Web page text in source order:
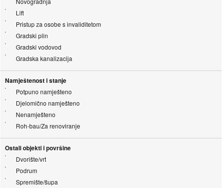
Lift
Pristup za osobe s invaliditetom
Gradski plin
Gradski vodovod
Gradska kanalizacija
Namještenost i stanje
Potpuno namješteno
Djelomično namješteno
Nenamješteno
Roh-bau/Za renoviranje
Ostali objekti i površine
Dvorište/vrt
Podrum
Spremište/šupa